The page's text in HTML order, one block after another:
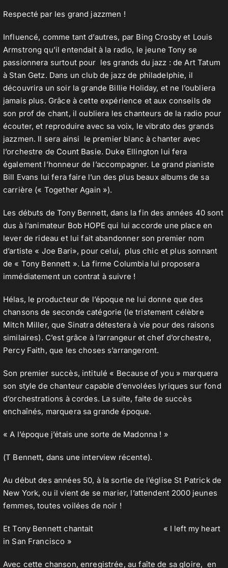
Respecté par les grand jazzmen !
Influencé, comme tant d’autres, par Bing Crosby et Louis
Armstrong qu’il entendait à la radio, le jeune Tony se
passionnera surtout pour les grands du jazz : de Art Tatum
à Stan Getz. Dans un club de jazz de philadelphie, il
découvrira un soir la grande Billie Holiday, et ne l’oubliera
jamais plus. Grâce à cette expérience et aux conseils de
son prof de chant, il oubliera les chanteurs de la radio pour
écouter, et reproduire avec sa voix, le vibrato des grands
jazzmen. Il sera ainsi le premier blanc à chanter avec
l’orchestre de Count Basie. Duke Ellington lui fera
également l’honneur de l’accompagner. Le grand pianiste
Bill Evans lui fera faire l’un des plus beaux albums de sa
carrière (« Together Again »).
Les débuts de Tony Bennett, dans la fin des années 40 sont
dus à l’animateur Bob HOPE qui lui accorde une place en
lever de rideau et lui fait abandonner son premier nom
d’artiste « Joe Bari», pour celui, plus chic et plus sonnant
de « Tony Bennett ». La firme Columbia lui proposera
immédiatement un contrat à suivre !
Hélas, le producteur de l’époque ne lui donne que des
chansons de seconde catégorie (le tristement célèbre
Mitch Miller, que Sinatra détestera à vie pour des raisons
similaires). C’est grâce à l’arrangeur et chef d’orchestre,
Percy Faith, que les choses s’arrangeront.
Son premier succès, intitulé « Because of you » marquera
son style de chanteur capable d’envolées lyriques sur fond
d’orchestrations à cordes. La suite, faite de succès
enchaînés, marquera sa grande époque.
« A l’époque j’étais une sorte de Madonna ! »
(T Bennett, dans une interview récente).
Au début des années 50, à la sortie de l’église St Patrick de
New York, ou il vient de se marier, l’attendent 2000 jeunes
femmes, toutes voilées de noir !
Et Tony Bennett chantait « I left my heart
in San Francisco »
Avec cette chanson, enregistrée, au faîte de sa gloire, en